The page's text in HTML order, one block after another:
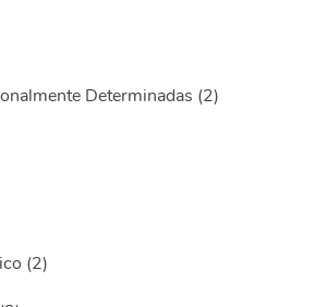
Determinadas (2)
(2)